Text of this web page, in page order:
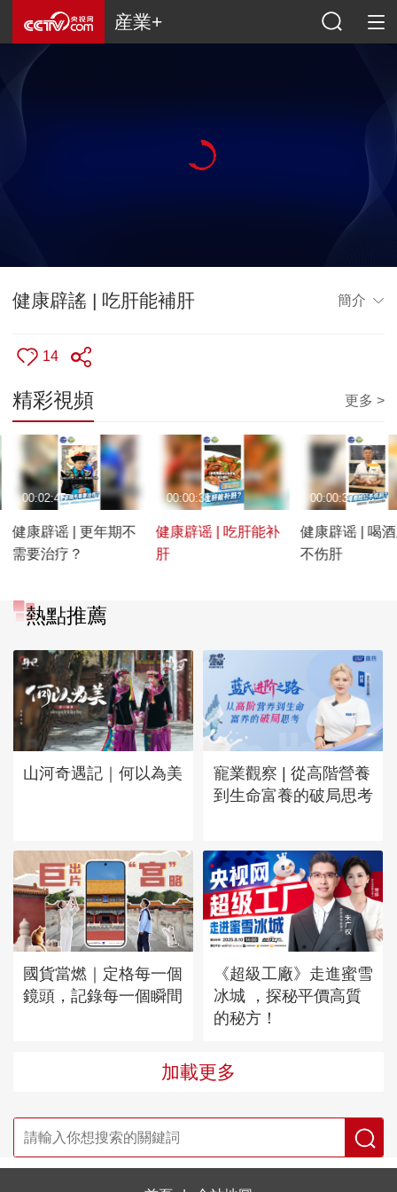
産業+
健康辟謠 | 吃肝能補肝 簡介
14
精彩視頻 更多 >
健康辟谣 | 更年期不
需要治疗？
00:02:45
健康辟谣 | 吃肝能补
肝
00:00:31
健康辟谣 | 喝
不伤肝
00:00:37
熱點推薦
山河奇遇記｜何以為美
寵業觀察 | 從高階營養
到生命富養的破局思考
國貨當燃｜定格每一個
鏡頭，記錄每一個瞬間
《超級工廠》走進蜜雪
冰城 ，探秘平價高質
的秘方！
加載更多